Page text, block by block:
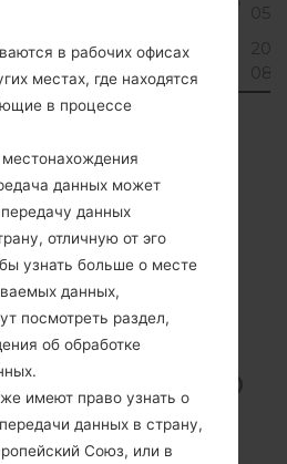
05-
Unknown 26.75 MiB
08-
to 6 of 6 entries
1 Next
Hub
в рабочих офисах
местах, где находятся
в процессе
данных может
данных
отличную от эго
узнать больше о месте
данных,
посмотреть раздел,
об обработке
имеют право узнать о
данных в страну,
Союз, или в